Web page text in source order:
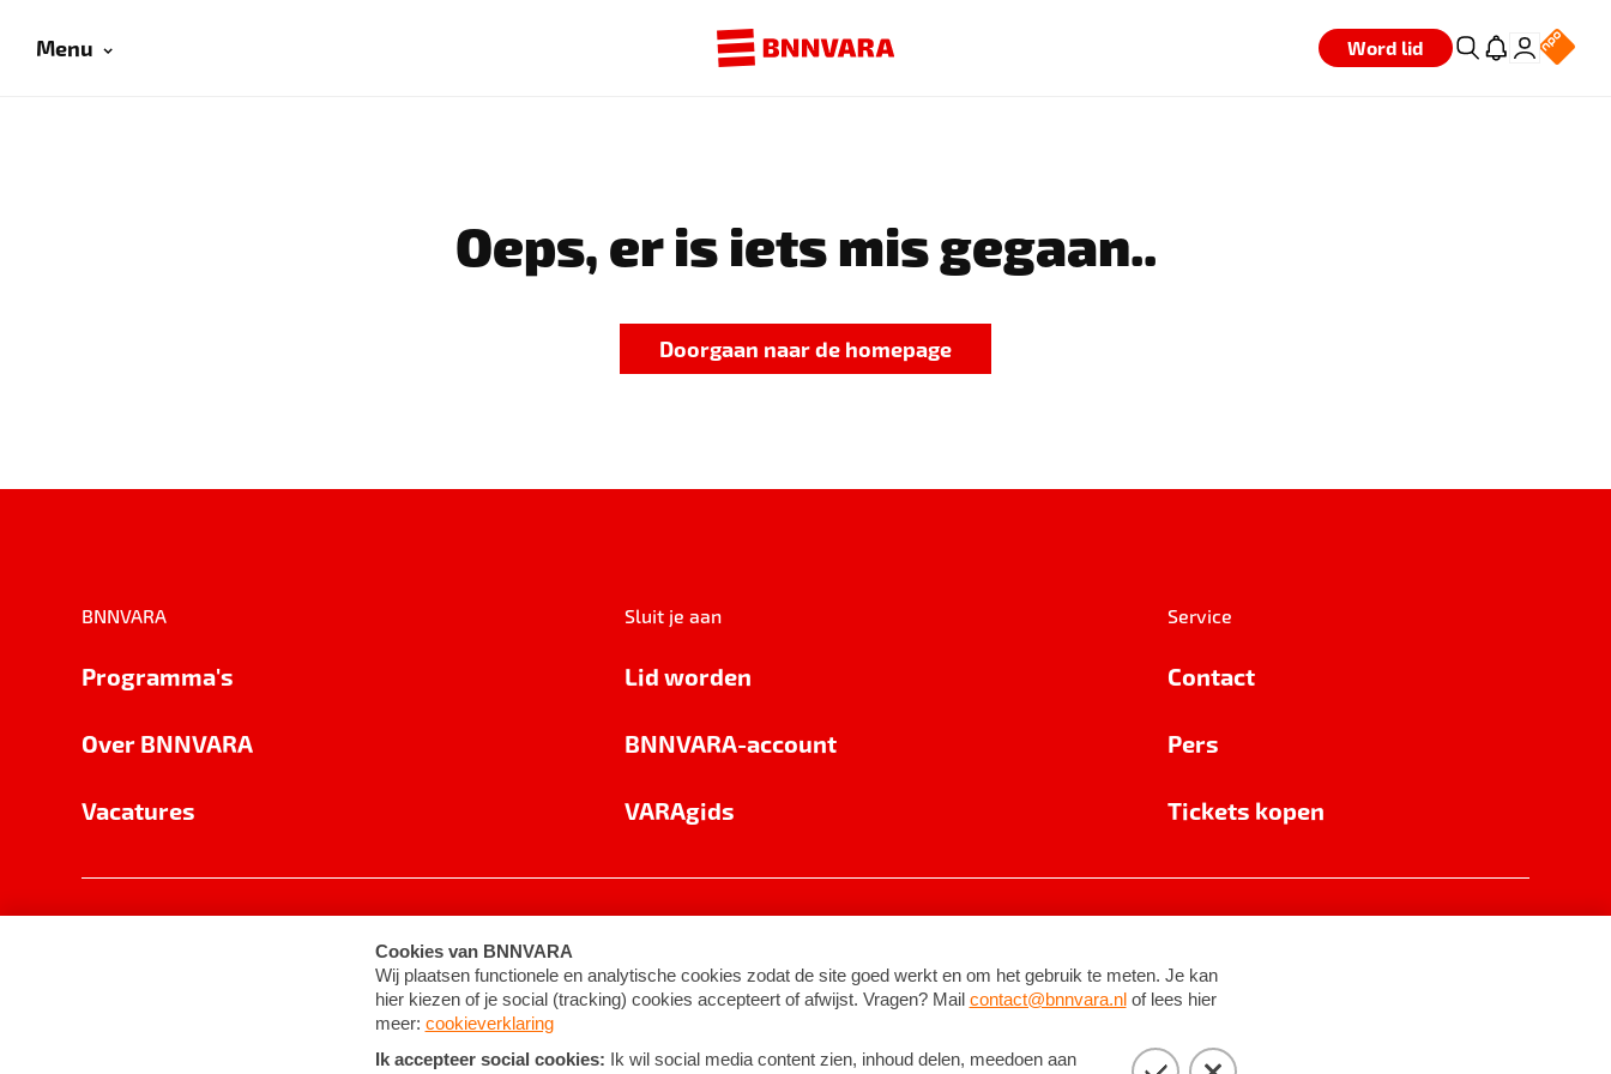
Menu Word lid
Oeps, er is iets mis gegaan..
Doorgaan naar de homepage
BNNVARA
Programma's
Over BNNVARA
Vacatures
Sluit je aan
Lid worden
BNNVARA-account
VARAgids
Service
Contact
Pers
Tickets kopen
Cookie-instellingen Algemene voorwaarden ©2026BNNVARA